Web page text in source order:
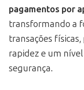
pagamentos por
transformando a
transações
rapidez e um
segurança.